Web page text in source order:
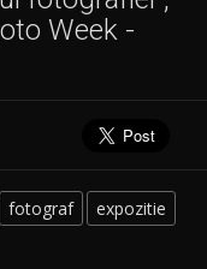
Week -
fotograf
expozitie